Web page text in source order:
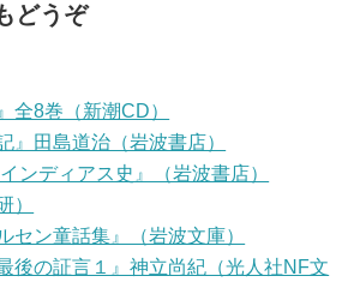
どうぞ
全8巻（新潮CD）
』田島道治（岩波書店）
ンディアス史』（岩波書店）
）
セン童話集』（岩波文庫）
後の証言１』神立尚紀（光人社NF文